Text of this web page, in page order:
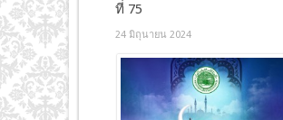
ที่ 75
24 มิถุนายน 2024